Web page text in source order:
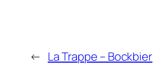
← La Trappe – Bockbier